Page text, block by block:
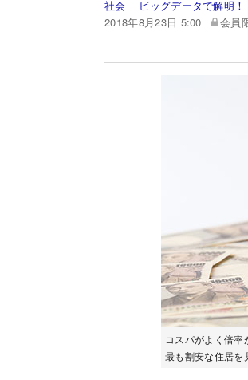
社会
ビッグデータで解明
2018年8月23日 5:00
会員
コスパがよく倍
最も割安な住居